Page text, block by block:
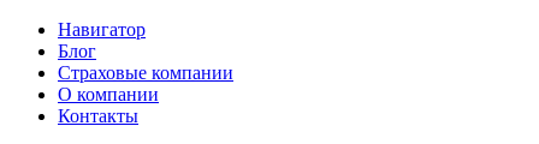
Навигатор
Блог
Страховые компании
О компании
Контакты